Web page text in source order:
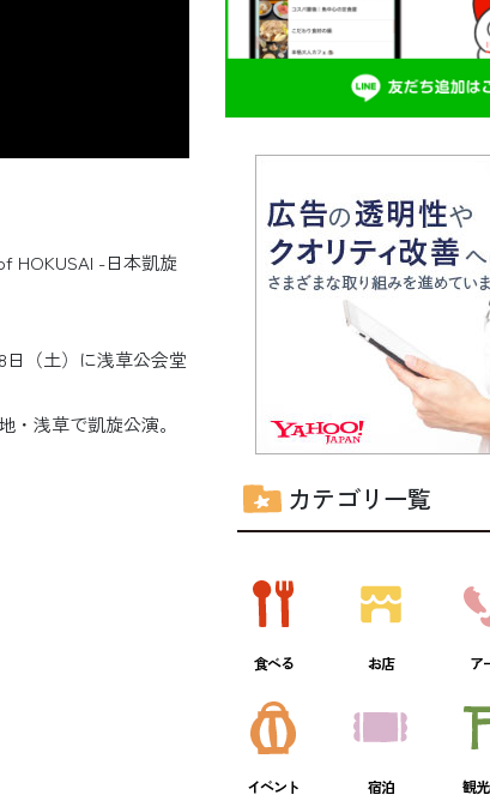
HOKUSAI -日本凱旋
（土）に浅草公会堂
浅草で凱旋公演。
カテゴリ一覧
食べる お店 ア
イベント 宿泊 観